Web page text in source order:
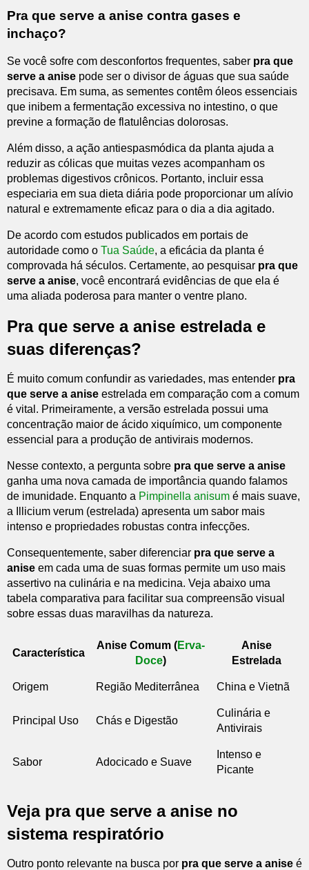
Pra que serve a anise contra gases e
inchaço?
Se você sofre com desconfortos frequentes, saber pra que
serve a anise pode ser o divisor de águas que sua saúde
precisava. Em suma, as sementes contêm óleos essenciais
que inibem a fermentação excessiva no intestino, o que
previne a formação de flatulências dolorosas.
Além disso, a ação antiespasmódica da planta ajuda a
reduzir as cólicas que muitas vezes acompanham os
problemas digestivos crônicos. Portanto, incluir essa
especiaria em sua dieta diária pode proporcionar um alívio
natural e extremamente eficaz para o dia a dia agitado.
De acordo com estudos publicados em portais de
autoridade como o Tua Saúde, a eficácia da planta é
comprovada há séculos. Certamente, ao pesquisar pra que
serve a anise, você encontrará evidências de que ela é
uma aliada poderosa para manter o ventre plano.
Pra que serve a anise estrelada e
suas diferenças?
É muito comum confundir as variedades, mas entender pra
que serve a anise estrelada em comparação com a comum
é vital. Primeiramente, a versão estrelada possui uma
concentração maior de ácido xiquímico, um componente
essencial para a produção de antivirais modernos.
Nesse contexto, a pergunta sobre pra que serve a anise
ganha uma nova camada de importância quando falamos
de imunidade. Enquanto a Pimpinella anisum é mais suave,
a Illicium verum (estrelada) apresenta um sabor mais
intenso e propriedades robustas contra infecções.
Consequentemente, saber diferenciar pra que serve a
anise em cada uma de suas formas permite um uso mais
assertivo na culinária e na medicina. Veja abaixo uma
tabela comparativa para facilitar sua compreensão visual
sobre essas duas maravilhas da natureza.
Característica
Anise Comum (Erva-
Doce)
Anise
Estrelada
Origem Região Mediterrânea China e Vietnã
Principal Uso Chás e Digestão
Culinária e
Antivirais
Sabor Adocicado e Suave
Intenso e
Picante
Veja pra que serve a anise no
sistema respiratório
Outro ponto relevante na busca por pra que serve a anise é